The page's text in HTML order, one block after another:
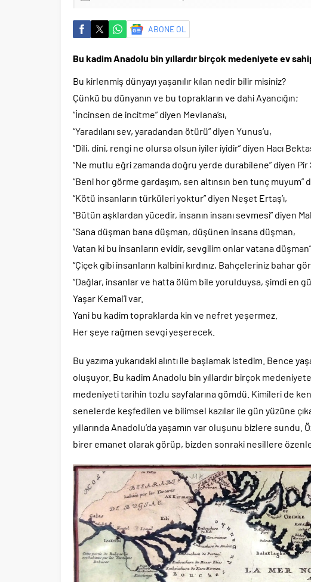
ABONE OL
Bu kadim Anadolu bin yıllardır birçok medeniyete ev
Bu kirlenmiş dünyayı yaşanılır kılan nedir bilir misiniz?
Çünkü bu dünyanın ve bu toprakların ve dahi Ayancığın;
“İncinsen de incitme” diyen Mevlana’sı,
“Yaradılanı sev, yaradandan ötürü” diyen Yunus’u,
“Dili, dini, rengi ne olursa olsun iyiler iyidir” diyen Hacı
“Ne mutlu eğri zamanda doğru yerde durabilene” diyen Pir
“Beni hor görme gardaşım, sen altınsın ben tunç muyum”
“Kötü insanların türküleri yoktur” diyen Neşet Ertaş’ı,
“Bütün aşklardan yücedir, insanın insanı sevmesi” diyen
“Sana düşman bana düşman, düşünen insana düşman,
Vatan ki bu insanların evidir, sevgilim onlar vatana düşman”
“Çiçek gibi insanların kalbini kırdınız, Bahçeleriniz bahar
“Dağlar, insanlar ve hatta ölüm bile yorulduysa, şimdi en
Yaşar Kemal’i var.
Yani bu kadim topraklarda kin ve nefret yeşermez.
Her şeye rağmen sevgi yeşerecek.
Bu yazıma yukarıdaki alıntı ile başlamak istedim. Bence
oluşuyor. Bu kadim Anadolu bin yıllardır birçok
medeniyeti tarihin tozlu sayfalarına gömdü. Kimileri de
senelerde keşfedilen ve bilimsel kazılar ile gün yüzüne
yıllarında Anadolu’da yaşamın var oluşunu bizlere sundu.
birer emanet olarak görüp, bizden sonraki nesillere özenle